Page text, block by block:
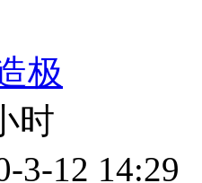
极
时
3-12 14:29